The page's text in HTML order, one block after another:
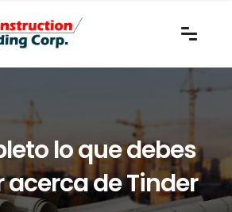
lo que debes
acerca de Tinder